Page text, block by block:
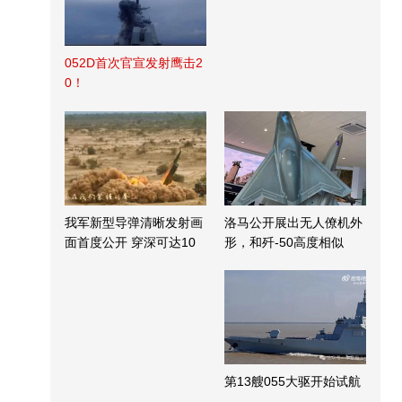
052D首次官宣发射鹰击2
0！
我军新型导弹清晰发射画
面首度公开 穿深可达10
洛马公开展出无人僚机外
形，和歼-50高度相似
第13艘055大驱开始试航